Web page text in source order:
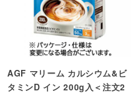
AGF マリーム カルシウム&ビ
タミンD イン 200g入＜注文2